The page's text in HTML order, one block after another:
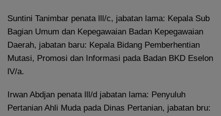
Suntini Tanimbar penata lll/c, jabatan lama: Kepala Sub
Bagian Umum dan Kepegawaian Badan Kepegawaian
Daerah, jabatan baru: Kepala Bidang Pemberhentian
Mutasi, Promosi dan Informasi pada Badan BKD Eselon
lV/a.
Irwan Abdjan penata lll/d jabatan lama: Penyuluh
Pertanian Ahli Muda pada Dinas Pertanian, jabatan bru: